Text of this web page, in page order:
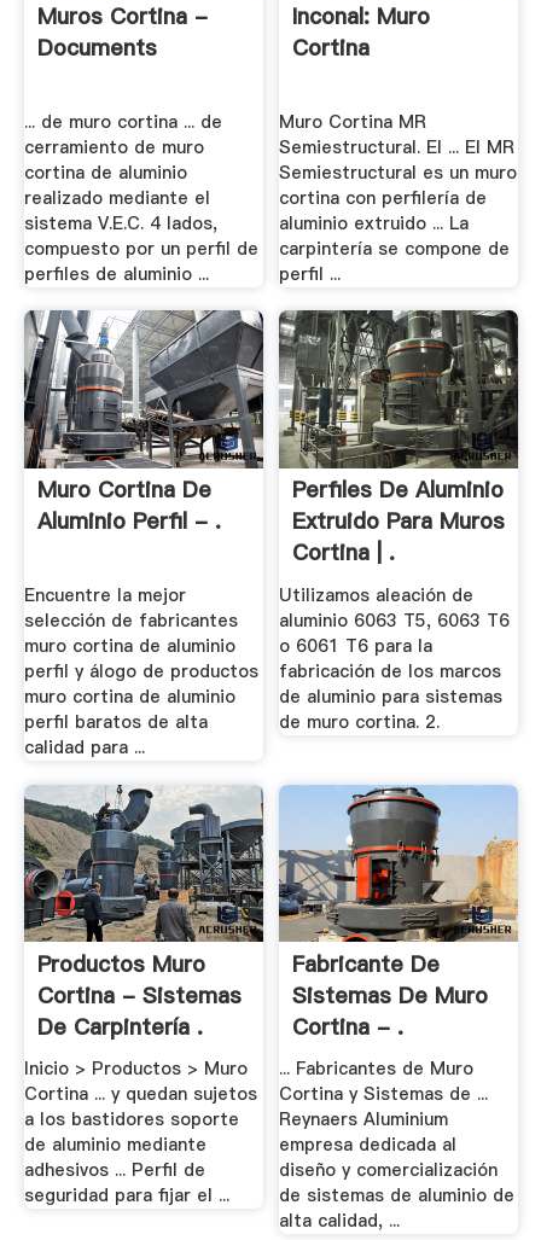
Muros Cortina -
Documents
... de muro cortina ... de
cerramiento de muro
cortina de aluminio
realizado mediante el
sistema V.E.C. 4 lados,
compuesto por un perfil de
perfiles de aluminio ...
Inconal: Muro
Cortina
Muro Cortina MR
Semiestructural. El ... El MR
Semiestructural es un muro
cortina con perfilería de
aluminio extruido ... La
carpintería se compone de
perfil ...
Muro Cortina De
Aluminio Perfil - .
Encuentre la mejor
selección de fabricantes
muro cortina de aluminio
perfil y álogo de productos
muro cortina de aluminio
perfil baratos de alta
calidad para ...
Perfiles De Aluminio
Extruido Para Muros
Cortina | .
Utilizamos aleación de
aluminio 6063 T5, 6063 T6
o 6061 T6 para la
fabricación de los marcos
de aluminio para sistemas
de muro cortina. 2.
Productos Muro
Cortina - Sistemas
De Carpintería .
Inicio > Productos > Muro
Cortina ... y quedan sujetos
a los bastidores soporte
de aluminio mediante
adhesivos ... Perfil de
seguridad para fijar el ...
Fabricante De
Sistemas De Muro
Cortina - .
... Fabricantes de Muro
Cortina y Sistemas de ...
Reynaers Aluminium
empresa dedicada al
diseño y comercialización
de sistemas de aluminio de
alta calidad, ...